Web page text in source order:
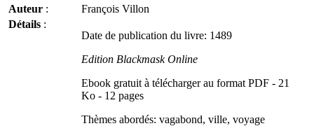
Auteur :
François Villon
Détails :
Date de publication du livre: 1489
Edition Blackmask Online
Ebook gratuit à télécharger au format PDF - 21
Ko - 12 pages
Thèmes abordés: vagabond, ville, voyage